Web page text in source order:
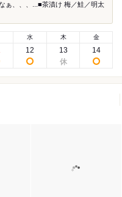
ぁ、、、...■茶漬け 梅／鮭／明太
水
12
木
13
金
14